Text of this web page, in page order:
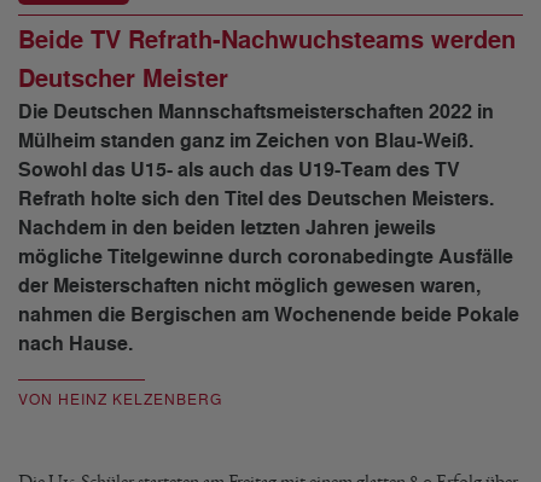
Beide TV Refrath-Nachwuchsteams werden
Deutscher Meister
Die Deutschen Mannschaftsmeisterschaften 2022 in
Mülheim standen ganz im Zeichen von Blau-Weiß.
Sowohl das U15- als auch das U19-Team des TV
Refrath holte sich den Titel des Deutschen Meisters.
Nachdem in den beiden letzten Jahren jeweils
mögliche Titelgewinne durch coronabedingte Ausfälle
der Meisterschaften nicht möglich gewesen waren,
nahmen die Bergischen am Wochenende beide Pokale
nach Hause.
VON HEINZ KELZENBERG